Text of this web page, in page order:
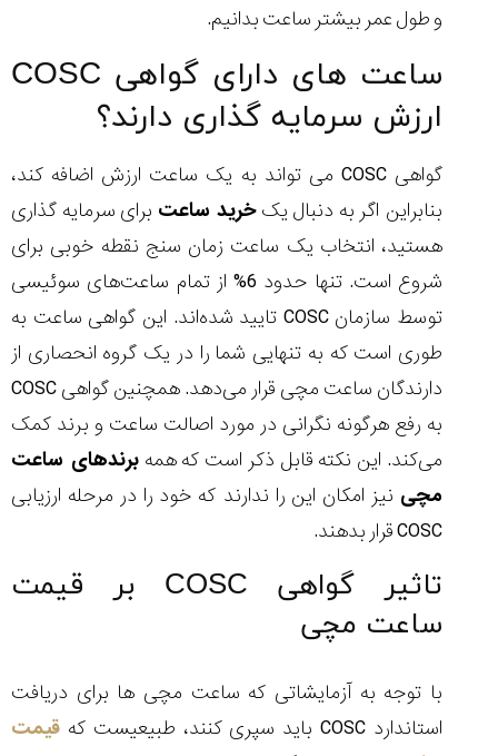
و طول عمر بیشتر ساعت بدانیم.
ساعت های دارای گواهی COSC
ارزش سرمایه گذاری دارند؟
گواهی COSC می تواند به یک ساعت ارزش اضافه کند،
بنابراین اگر به دنبال یکخرید ساعت برای سرمایه گذاری
هستید، انتخاب یک ساعت زمان سنج نقطه خوبی برای
شروع است. تنها حدود 6% از تمام ساعت‌های سوئیسی
توسط سازمان COSC تایید شده‌اند. این گواهی ساعت به
طوری است که به تنهایی شما را در یک گروه انحصاری از
دارندگان ساعت مچی قرار می‌دهد. همچنین گواهی COSC
به رفع هرگونه نگرانی در مورد اصالت ساعت و برند کمک
می‌کند. این نکته قابل ذکر است که همهبرندهای ساعت
مچی نیز امکان این را ندارند که خود را در مرحله ارزیابی
COSC قرار بدهند.
تاثیر گواهی COSC بر قیمت
ساعت مچی
با توجه به آزمایشاتی که ساعت مچی ها برای دریافت
استاندارد COSC باید سپری کنند، طبیعیست که
قیمت